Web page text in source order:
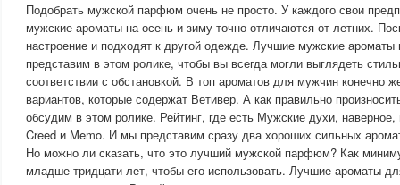
Подобрать мужской парфюм очень не просто. У каждого свои
мужские ароматы на осень и зиму точно отличаются от летних.
настроение и подходят к другой одежде. Лучшие мужские
представим в этом ролике, чтобы вы всегда могли выглядеть
соответствии с обстановкой. В топ ароматов для мужчин конечно
вариантов, которые содержат Ветивер. А как правильно
обсудим в этом ролике. Рейтинг, где есть Мужские духи,
Creed и Memo. И мы представим сразу два хороших сильных
Но можно ли сказать, что это лучший мужской парфюм? Как
младше тридцати лет, чтобы его использовать. Лучшие ароматы